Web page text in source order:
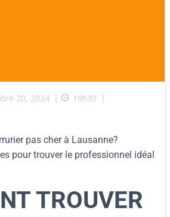
20, 2024 | 19h30 |
pas cher à Lausanne?
pour trouver le professionnel idéal
TROUVER